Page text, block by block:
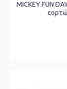
MICKEY FUN